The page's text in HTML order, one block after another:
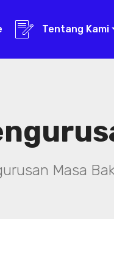
Tentang Kami
Masa